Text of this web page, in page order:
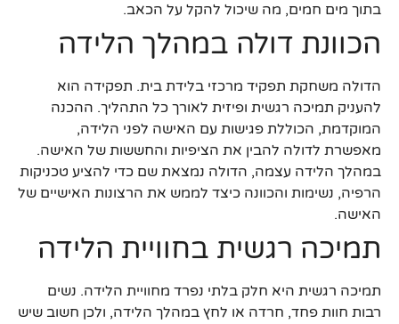
בתוך מים חמים, מה שיכול להקל על הכאב.
הכוונת דולה במהלך הלידה
הדולה משחקת תפקיד מרכזי בלידת בית. תפקידה הוא
להעניק תמיכה רגשית ופיזית לאורך כל התהליך. ההכנה
המוקדמת, הכוללת פגישות עם האישה לפני הלידה,
מאפשרת לדולה להבין את הציפיות והחששות של האישה.
במהלך הלידה עצמה, הדולה נמצאת שם כדי להציע טכניקות
הרפיה, נשימות והכוונה כיצד לממש את הרצונות האישיים של
האישה.
תמיכה רגשית בחוויית הלידה
תמיכה רגשית היא חלק בלתי נפרד מחוויית הלידה. נשים
רבות חוות פחד, חרדה או לחץ במהלך הלידה, ולכן חשוב שיש